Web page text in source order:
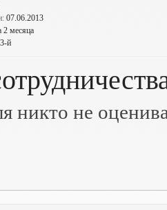
07.06.2013
2 месяца
й
никто не